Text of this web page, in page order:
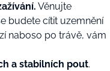
Věnujte
budete cítit uzemnění
naboso po trávě, vám
a stabilních pout.